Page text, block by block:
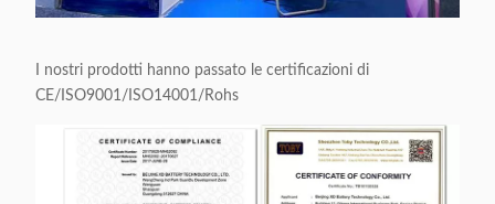
I nostri prodotti hanno passato le certificazioni di
CE/ISO9001/ISO14001/Rohs